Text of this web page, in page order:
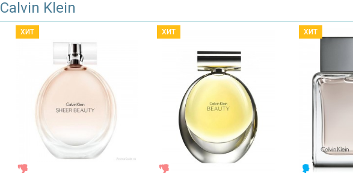
Calvin Klein
ХИТ ХИТ ХИТ
МУЖСКИЕ